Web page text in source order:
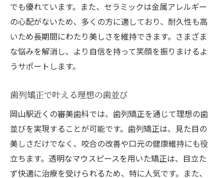
でも優れています。また、セラミックは金属アレルギー
の心配がないため、多くの方に適しており、耐久性も高
いため長期間にわたり美しさを維持できます。さまざま
な悩みを解消し、より自信を持って笑顔を振りまけるよ
うサポートします。
歯列矯正で叶える理想の歯並び
岡山駅近くの審美歯科では、歯列矯正を通じて理想の歯
並びを実現することが可能です。歯列矯正は、見た目の
美しさだけでなく、咬合の改善や口元の健康維持にも役
立ちます。透明なマウスピースを用いた矯正は、目立た
ず快適に治療を受けられるため、特に人気です。また、